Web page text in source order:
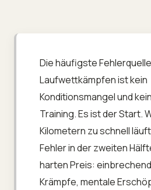
Die häufigste
Laufwettkämpfen ist kein
Konditionsmangel und
Training. Es ist der Start.
Kilometern zu schnell
Fehler in der zweiten
harten Preis:
Krämpfe, mentale